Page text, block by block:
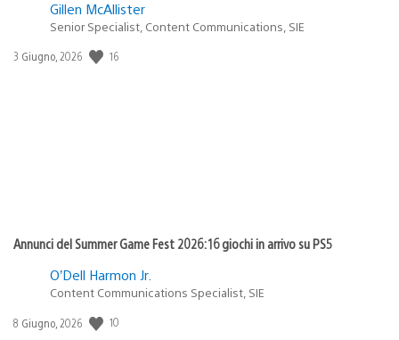
Gillen McAllister
Senior Specialist, Content Communications, SIE
Data
3 Giugno, 2026 16
Annunci del Summer Game Fest 2026: 16 giochi in arrivo su PS5
O’Dell Harmon Jr.
Content Communications Specialist, SIE
Data
8 Giugno, 2026 10